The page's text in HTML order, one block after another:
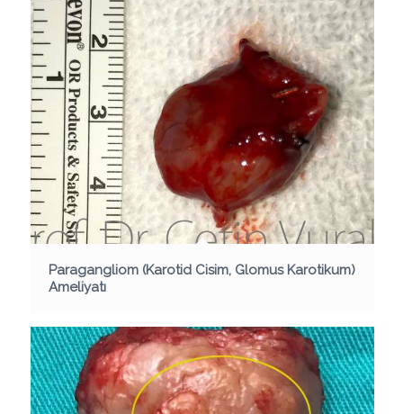
Paragangliom (Karotid Cisim, Glomus Karotikum)
Ameliyatı